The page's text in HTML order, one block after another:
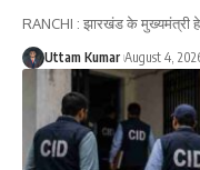
RANCHI : झारखंड के मुख्यमंत्री
Uttam Kumar August 4,